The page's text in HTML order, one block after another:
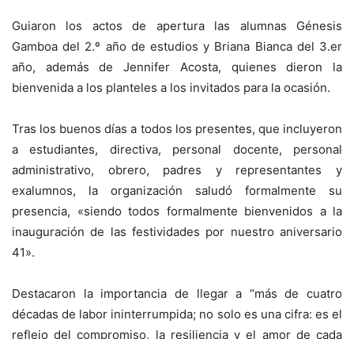
Guiaron los actos de apertura las alumnas Génesis
Gamboa del 2.º año de estudios y Briana Bianca del 3.er
año, además de Jennifer Acosta, quienes dieron la
bienvenida a los planteles a los invitados para la ocasión.
Tras los buenos días a todos los presentes, que incluyeron
a estudiantes, directiva, personal docente, personal
administrativo, obrero, padres y representantes y
exalumnos, la organización saludó formalmente su
presencia, «siendo todos formalmente bienvenidos a la
inauguración de las festividades por nuestro aniversario
41».
Destacaron la importancia de llegar a “más de cuatro
décadas de labor ininterrumpida; no solo es una cifra: es el
reflejo del compromiso, la resiliencia y el amor de cada